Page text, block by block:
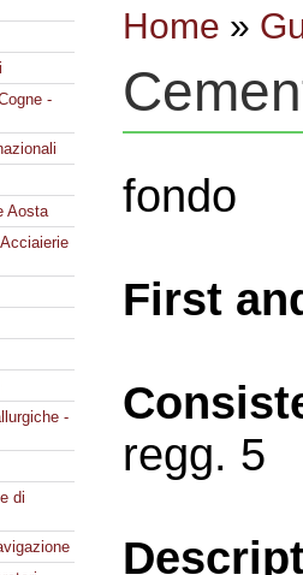
-
Aosta
-
di
Home »
fondo
First
regg. 5